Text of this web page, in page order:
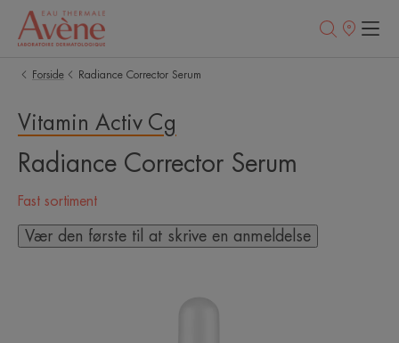
Salgssteder
Forside Radiance Corrector Serum
Vitamin Activ Cg
Radiance Corrector Serum
Fast sortiment
Vær den første til at skrive en anmeldelse